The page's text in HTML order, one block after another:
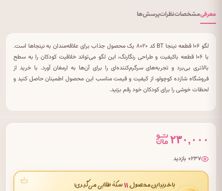
معرفیمشخصاتنظراتپرسش‌ها
لگو ۱۰۶ قطعه نینجا BT کد ۸۰۲۰ یک محصول جذاب برای علاقه‌مندان به نینجاها است.
با ۱۰۶ قطعه باکیفیت و طراحی رنگارنگ، این لگو می‌تواند خلاقیت کودکان را به سطح
بالاتری بی‌برد و تجربه‌های سرگرم‌کننده‌ای را برای آن‌ها به ارمغان آورد. با خرید از
فروشگاه شازده کوچولو، از کیفیت و قیمت مناسب این محصول اطمینان حاصل کنید و
لحظات خوشی را برای کودکان خود رقم بزنید.
۲۳۰,۰۰۰
۲۳۷+ بازدید
با خریدِ این محصول ۱۱ سکهٔ طلایی می‌گیری!